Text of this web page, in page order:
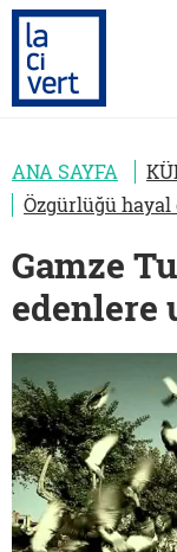
ANA SAYFA
Özgürlüğü
Gamze
edenlere